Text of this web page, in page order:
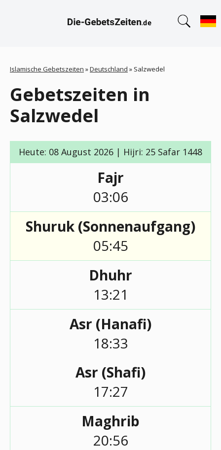
Islamische Gebetszeiten »Deutschland » Salzwedel
Gebetszeiten in
Salzwedel
Heute: 08 August 2026 | Hijri: 25 Safar 1448
Fajr
03:06
Shuruk (Sonnenaufgang)
05:45
Dhuhr
13:21
Asr (Hanafi)
18:33
Asr (Shafi)
17:27
Maghrib
20:56